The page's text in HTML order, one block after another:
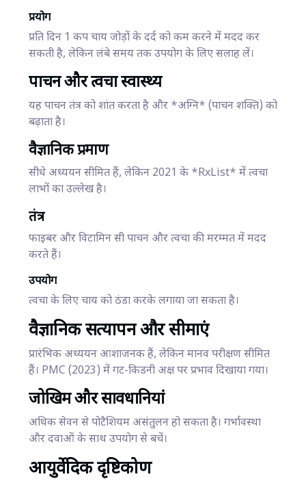
प्रयोग
प्रति दिन 1 कप चाय जोड़ों के दर्द को कम करने में मदद कर
सकती है, लेकिन लंबे समय तक उपयोग के लिए सलाह लें।
पाचन और त्वचा स्वास्थ्य
यह पाचन तंत्र को शांत करता है और *अग्नि* (पाचन शक्ति) को
बढ़ाता है।
वैज्ञानिक प्रमाण
सीधे अध्ययन सीमित हैं, लेकिन 2021 के *RxList* में त्वचा
लाभों का उल्लेख है।
तंत्र
फाइबर और विटामिन सी पाचन और त्वचा की मरम्मत में मदद
करते हैं।
उपयोग
त्वचा के लिए चाय को ठंडा करके लगाया जा सकता है।
वैज्ञानिक सत्यापन और सीमाएं
प्रारंभिक अध्ययन आशाजनक हैं, लेकिन मानव परीक्षण सीमित
हैं। PMC (2023) में गट-किडनी अक्ष पर प्रभाव दिखाया गया।
जोखिम और सावधानियां
अधिक सेवन से पोटैशियम असंतुलन हो सकता है। गर्भावस्था
और दवाओं के साथ उपयोग से बचें।
आयुर्वेदिक दृष्टिकोण